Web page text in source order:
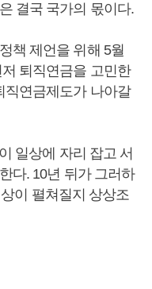
결국 국가의 몫이다.
책 제언을 위해 5월
퇴직연금을 고민한
직연금제도가 나아갈
일상에 자리 잡고 서
다. 10년 뒤가 그러하
이 펼쳐질지 상상조